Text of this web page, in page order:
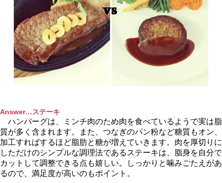
Answer…ステーキ
ハンバーグは、ミンチ肉のため肉を食べているようで実は脂
質が多く含まれます。また、つなぎのパン粉など糖質もオン、
加工すればするほど脂肪と糖が増えていきます。肉を厚切りに
しただけのシンプルな調理法であるステーキは、脂身を自分で
カットして調整できる点も嬉しい。しっかりと噛みごたえがあ
るので、満足度が高いのもポイント。